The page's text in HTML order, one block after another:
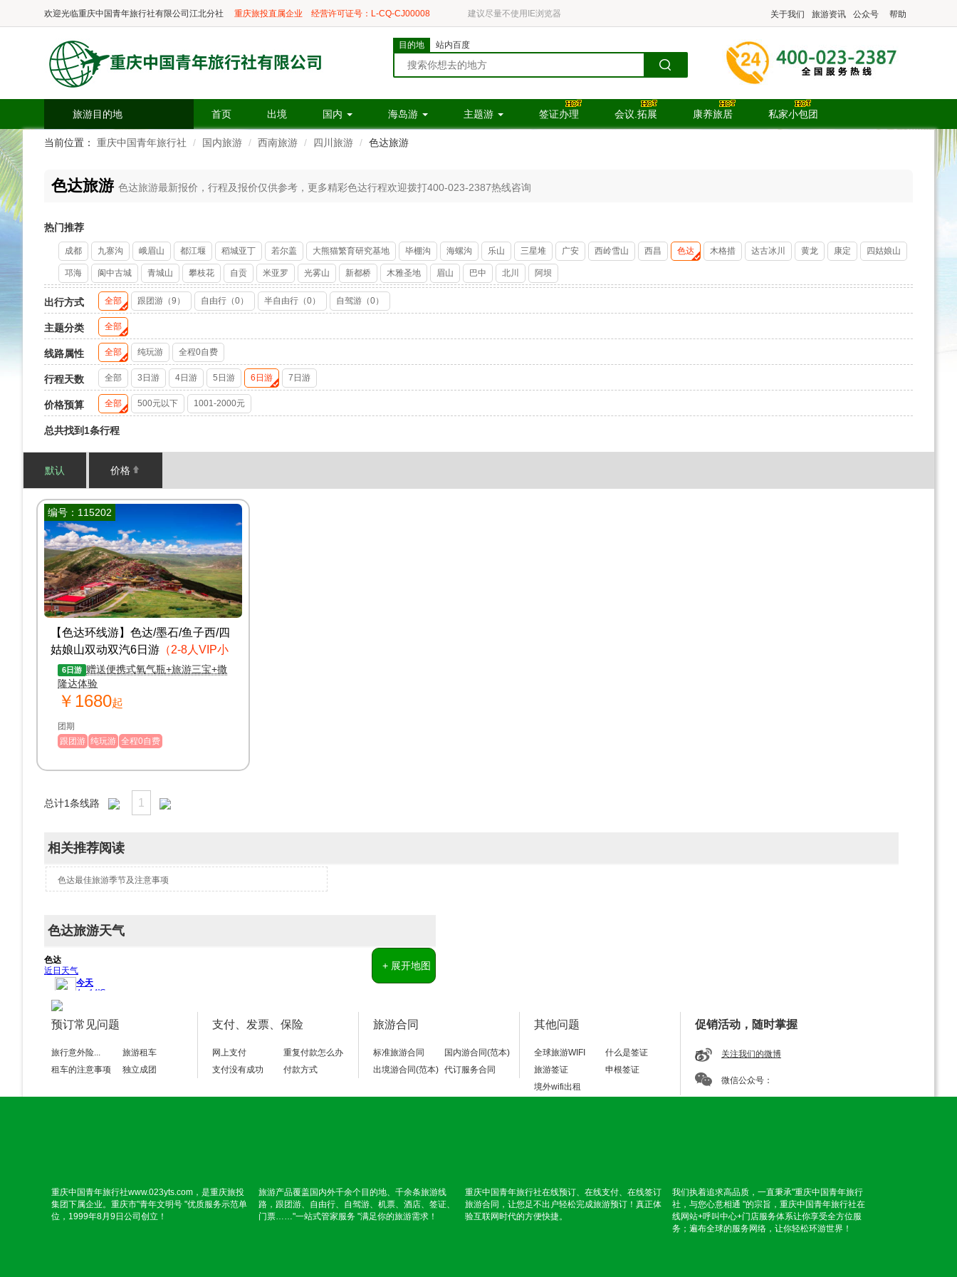
欢迎光临重庆中国青年旅行社有限公司江北分社 重庆旅投直属企业 经营许可证号：L-CQ-CJ00008 建议尽量不使用IE浏览器 关于我们 旅游资讯 公众号 帮助
目的地 站内百度
旅游目的地 首页 出境 国内 海岛游 主题游 签证办理 会议.拓展 康养旅居 私家小包团
当前位置： 重庆中国青年旅行社 国内旅游 西南旅游 四川旅游 色达旅游
色达旅游 色达旅游最新报价，行程及报价仅供参考，更多精彩色达行程欢迎拨打400-023-2387热线咨询
热门推荐
成都 九寨沟 峨眉山 都江堰 稻城亚丁 若尔盖 大熊猫繁育研究基地 毕棚沟 海螺沟 乐山 三星堆 广安 西岭雪山 西昌 色达 木格措 达古冰川 黄龙 康定 四姑娘山
邛海 阆中古城 青城山 攀枝花 自贡 米亚罗 光雾山 新都桥 木雅圣地 眉山 巴中 北川 阿坝
出行方式 全部 跟团游（9） 自由行（0） 半自由行（0） 自驾游（0）
主题分类 全部
线路属性 全部 纯玩游 全程0自费
行程天数 全部 3日游 4日游 5日游 6日游 7日游
价格预算 全部 500元以下 1001-2000元
总共找到1条行程
默认 价格
编号：115202
【色达环线游】色达/墨石/鱼子西/四
姑娘山双动双汽6日游 （2-8人VIP小
团）
6日游 赠送便携式氧气瓶+旅游三宝+撒
隆达体验
￥1680起
团期
跟团游 纯玩游 全程0自费
总计1条线路 1
相关推荐阅读
色达最佳旅游季节及注意事项
色达旅游天气
预订常见问题
旅行意外险...
旅游租车
租车的注意事项
独立成团
支付、发票、保险
网上支付
重复付款怎么办
支付没有成功
付款方式
旅游合同
标准旅游合同
国内游合同(范本)
出境游合同(范本) 代订服务合同
其他问题
全球旅游WIFI
什么是签证
旅游签证
申根签证
境外wifi出租
促销活动，随时掌握
关注我们的微博
微信公众号：
重庆中国青年旅行社www.023yts.com，是重庆旅投
集团下属企业。重庆市"青年文明号 "优质服务示范单
位，1999年8月9日公司创立！
旅游产品覆盖国内外千余个目的地、千余条旅游线
路，跟团游、自由行、自驾游、机票、酒店、签证、
门票……"一站式管家服务 "满足你的旅游需求！
重庆中国青年旅行社在线预订、在线支付、在线签订
旅游合同，让您足不出户轻松完成旅游预订！真正体
验互联网时代的方便快捷。
我们执着追求高品质，一直秉承"重庆中国青年旅行
社，与您心意相通 "的宗旨，重庆中国青年旅行社在
线网站+呼叫中心+门店服务体系让你享受全方位服
务；遍布全球的服务网络，让你轻松环游世界！